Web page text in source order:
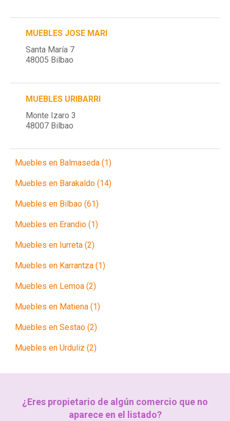
MUEBLES JOSE MARI
Santa María 7
48005 Bilbao
MUEBLES URIBARRI
Monte Izaro 3
48007 Bilbao
Muebles en Balmaseda (1)
Muebles en Barakaldo (14)
Muebles en Bilbao (61)
Muebles en Erandio (1)
Muebles en Iurreta (2)
Muebles en Karrantza (1)
Muebles en Lemoa (2)
Muebles en Matiena (1)
Muebles en Sestao (2)
Muebles en Urduliz (2)
¿Eres propietario de algún comercio que no
aparece en el listado?